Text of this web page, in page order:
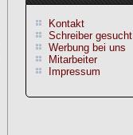
Kontakt
Schreiber gesucht
Werbung bei uns
Mitarbeiter
Impressum